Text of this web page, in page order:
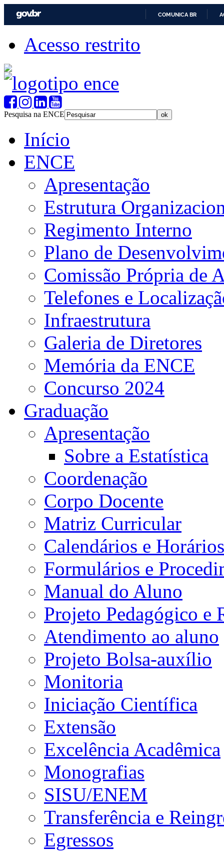
COMUNICA BR
Acesso restrito
Pesquisa na ENCE
Início
ENCE
Apresentação
Estrutura
Regimento Interno
Plano de
Comissão Própria de
Telefones e
Infraestrutura
Galeria de Diretores
Memória da ENCE
Concurso 2024
Graduação
Apresentação
Sobre a Estatística
Coordenação
Corpo Docente
Matriz Curricular
Calendários e Horários
Formulários e
Manual do Aluno
Projeto Pedagógico e
Atendimento ao aluno
Projeto Bolsa-auxílio
Monitoria
Iniciação Científica
Extensão
Excelência Acadêmica
Monografias
SISU/ENEM
Transferência e
Egressos